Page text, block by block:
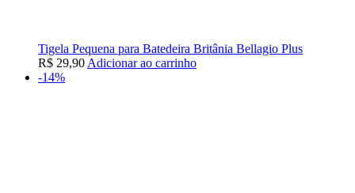
Tigela Pequena para Batedeira Britânia Bellagio Plus
R$ 29,90 Adicionar ao carrinho
-14%